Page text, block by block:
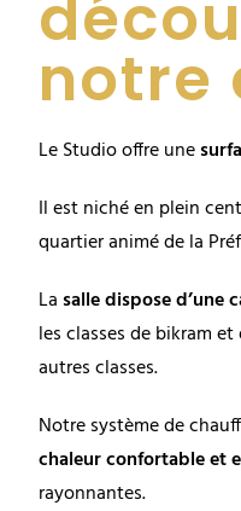
notre
Le Studio offre une
Il est niché en plein
quartier animé de la
Lasalle dispose d’une
les classes de bikram
autres classes.
Notre système de
chaleur confortable et
rayonnantes.